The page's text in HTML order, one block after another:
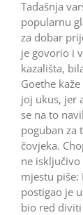
Tadašnja
popularnu
za dobar
je govorio i
kazališta,
Goethe
joj ukus, jer
se na to
poguban za
čovjeka.
ne
mjestu
postigao je
bio red diviti